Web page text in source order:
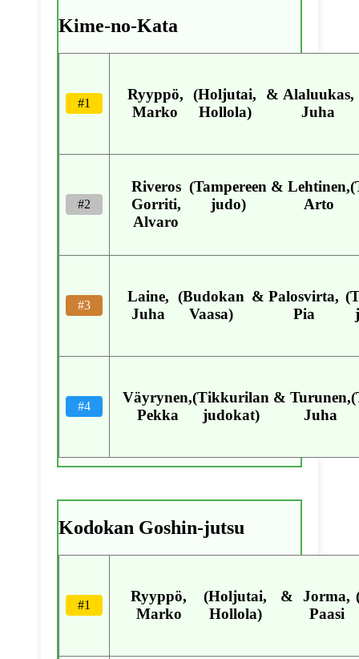
Kime-no-Kata
#1
Ryyppö,
Marko
(Holjutai,
Hollola)
& Alaluukas,
Juha
#2
Riveros
Gorriti,
Alvaro
(Tampereen
judo)
&Lehtinen,
Arto
#3
Laine,
Juha
(Budokan
Vaasa)
&Palosvirta,
Pia
#4
Väyrynen,
Pekka
(Tikkurilan
judokat)
&Turunen,
Juha
Kodokan Goshin-jutsu
#1
Ryyppö,
Marko
(Holjutai,
Hollola)
&
Jorma,
Paasi